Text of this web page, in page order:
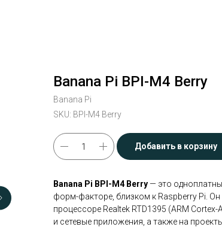
Banana Pi BPI-M4 Berry
Banana Pi
SKU: BPI-M4 Berry
Добавить в корзину
Banana Pi BPI-M4 Berry— это
форм-факторе, близком к Raspberry Pi.
процессоре Realtek RTD1395 (ARM
и сетевые приложения, а также на